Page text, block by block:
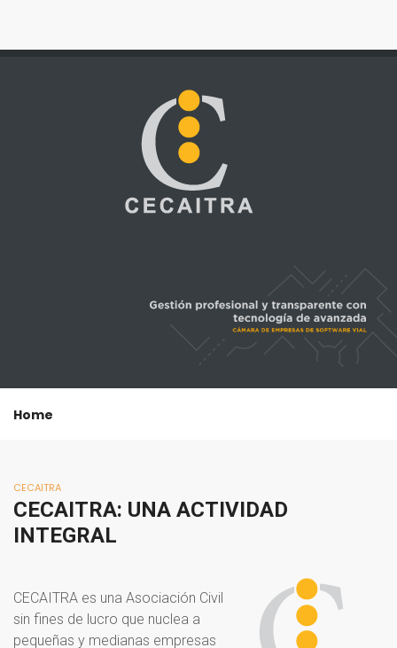
Home
CECAITRA
CECAITRA: UNA ACTIVIDAD
INTEGRAL
CECAITRA es una Asociación Civil
sin fines de lucro que nuclea a
pequeñas y medianas empresas